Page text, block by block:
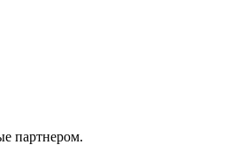
партнером.